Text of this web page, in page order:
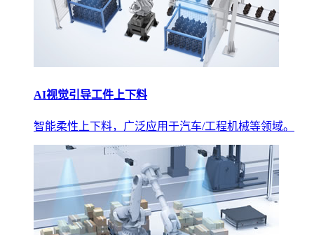
AI视觉引导工件上下料
智能柔性上下料，广泛应用于汽车/工程机械等领域。